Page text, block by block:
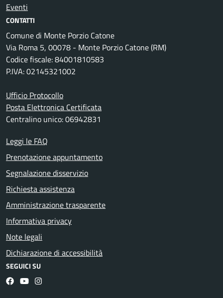
Eventi
CONTATTI
Comune di Monte Porzio Catone
Via Roma 5, 00078 - Monte Porzio Catone (RM)
Codice fiscale: 84001810583
P.IVA: 02145321002
Ufficio Protocollo
Posta Elettronica Certificata
Centralino unico: 06942831
Leggi le FAQ
Prenotazione appuntamento
Segnalazione disservizio
Richiesta assistenza
Amministrazione trasparente
Informativa privacy
Note legali
Dichiarazione di accessibilità
SEGUICI SU
Facebook
YouTubeInstagram